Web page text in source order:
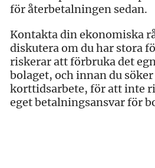
för återbetalningen sedan.
Kontakta din ekonomiska
diskutera om du har stora
riskerar att förbruka det
bolaget, och innan du
korttidsarbete, för att inte
eget betalningsansvar för